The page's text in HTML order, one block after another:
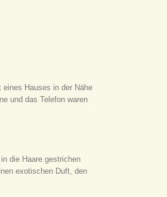
Hauses in der Nähe
und das Telefon waren
die Haare gestrichen
exotischen Duft, den